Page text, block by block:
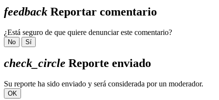
feedback Reportar comentario
¿Está seguro de que quiere denunciar este comentario?
No Sí
check_circle Reporte enviado
Su reporte ha sido enviado y será considerada por un moderador.
OK